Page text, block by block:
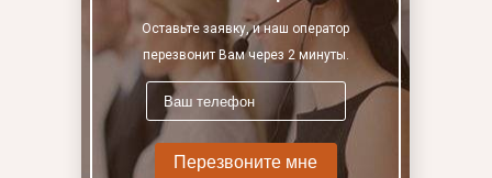
Оставьте заявку, и наш оператор
перезвонит Вам через 2 минуты.
Перезвоните мне